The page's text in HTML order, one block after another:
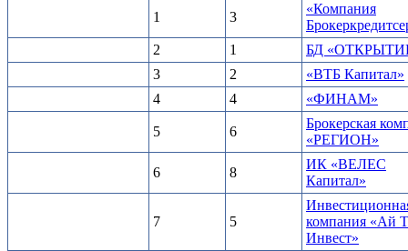
1 3
«Компания
2
1
БД
3
2
«ВТБ Капитал»
4
4 «ФИНАМ»
5 6
Брокерская
«РЕГИОН»
6 8
ИК «ВЕЛЕС
Капитал»
7 5
компания «Ай
Инвест»